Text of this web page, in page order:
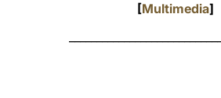
[Multimedia]